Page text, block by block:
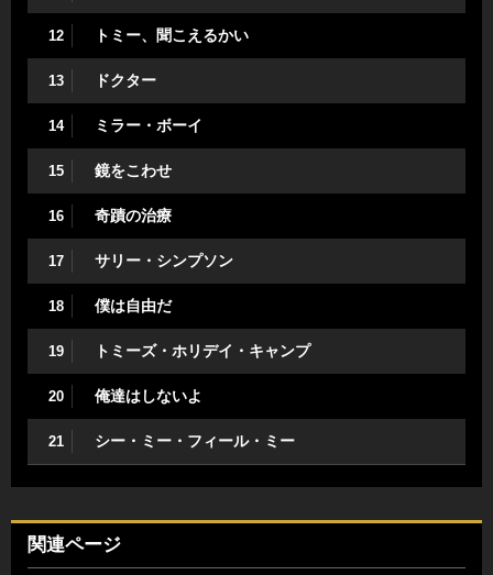
12 トミー、聞こえるかい
13 ドクター
14 ミラー・ボーイ
15 鏡をこわせ
16 奇蹟の治療
17 サリー・シンプソン
18 僕は自由だ
19 トミーズ・ホリデイ・キャンプ
20 俺達はしないよ
21 シー・ミー・フィール・ミー
関連ページ